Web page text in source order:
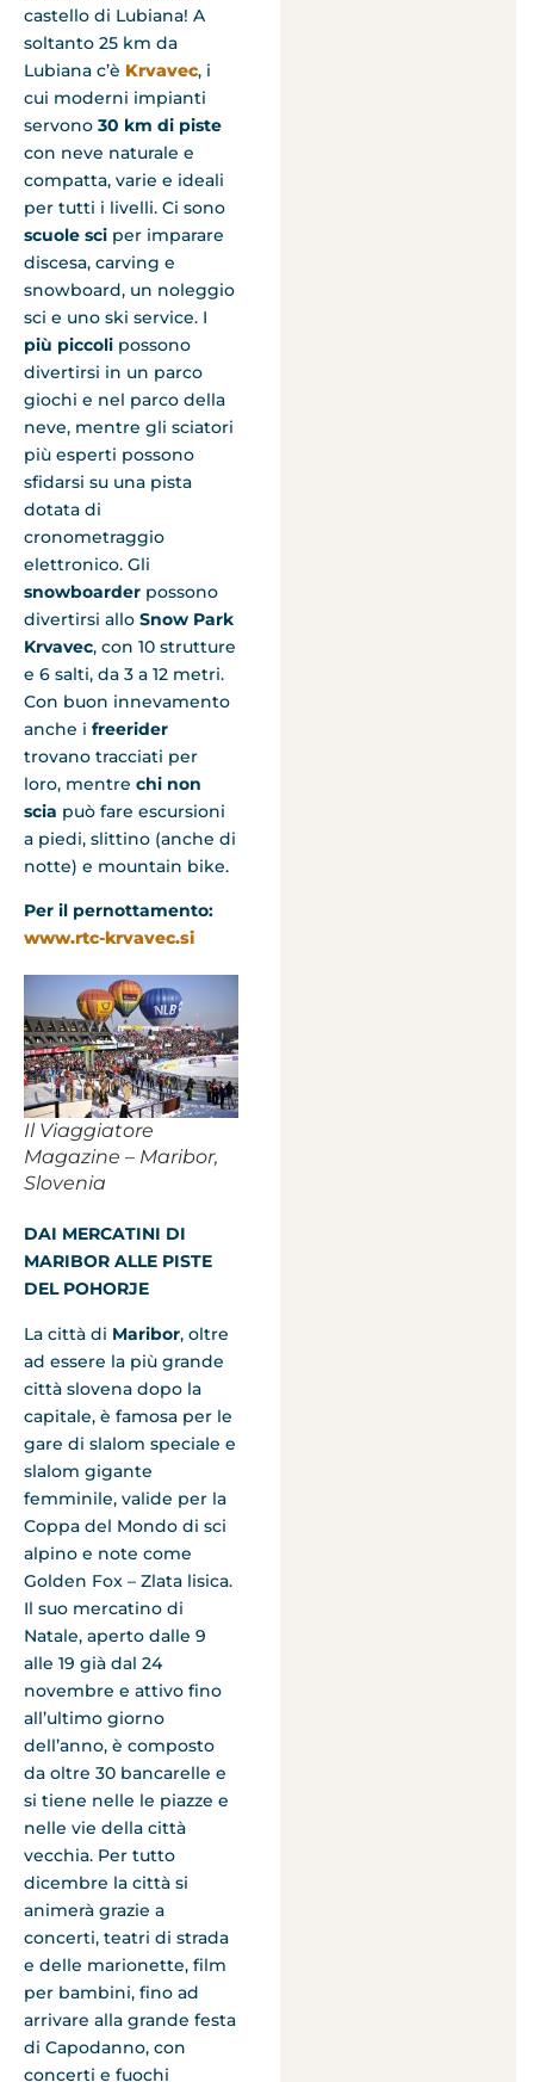
castello di Lubiana! A
soltanto 25 km da
Lubiana c’è Krvavec, i
cui moderni impianti
servono 30 km di piste
con neve naturale e
compatta, varie e ideali
per tutti i livelli. Ci sono
scuole sci per imparare
discesa, carving e
snowboard, un noleggio
sci e uno ski service. I
più piccoli possono
divertirsi in un parco
giochi e nel parco della
neve, mentre gli sciatori
più esperti possono
sfidarsi su una pista
dotata di
cronometraggio
elettronico. Gli
snowboarder possono
divertirsi allo Snow Park
Krvavec, con 10 strutture
e 6 salti, da 3 a 12 metri.
Con buon innevamento
anche i freerider
trovano tracciati per
loro, mentre chi non
scia può fare escursioni
a piedi, slittino (anche di
notte) e mountain bike.
Per il pernottamento:
www.rtc-krvavec.si
Il Viaggiatore
Magazine – Maribor,
Slovenia
DAI MERCATINI DI
MARIBOR ALLE PISTE
DEL POHORJE
La città di Maribor, oltre
ad essere la più grande
città slovena dopo la
capitale, è famosa per le
gare di slalom speciale e
slalom gigante
femminile, valide per la
Coppa del Mondo di sci
alpino e note come
Golden Fox – Zlata lisica.
Il suo mercatino di
Natale, aperto dalle 9
alle 19 già dal 24
novembre e attivo fino
all’ultimo giorno
dell’anno, è composto
da oltre 30 bancarelle e
si tiene nelle le piazze e
nelle vie della città
vecchia. Per tutto
dicembre la città si
animerà grazie a
concerti, teatri di strada
e delle marionette, film
per bambini, fino ad
arrivare alla grande festa
di Capodanno, con
concerti e fuochi